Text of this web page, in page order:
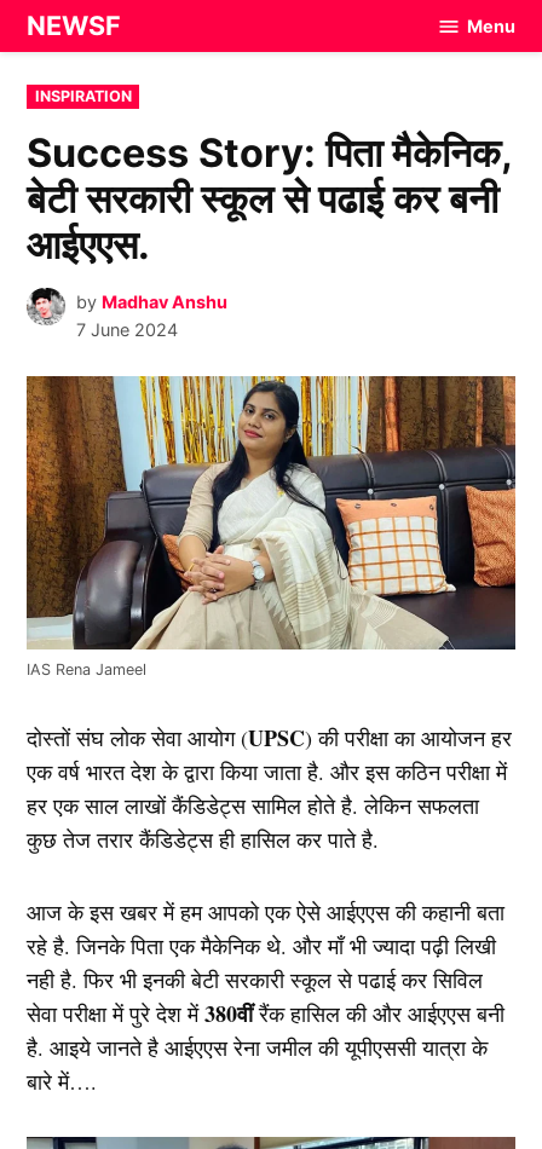
Skip
to
content
NEWSF Menu
POSTED
IN
INSPIRATION
Success Story: पिता मैकेनिक,
बेटी सरकारी स्कूल से पढाई कर बनी
आईएएस.
by Madhav Anshu
7 June 2024
IAS Rena Jameel
दोस्तों संघ लोक सेवा आयोग (UPSC) की परीक्षा का आयोजन हर
एक वर्ष भारत देश के द्वारा किया जाता है. और इस कठिन परीक्षा में
हर एक साल लाखों कैंडिडेट्स सामिल होते है. लेकिन सफलता
कुछ तेज तरार कैंडिडेट्स ही हासिल कर पाते है.
आज के इस खबर में हम आपको एक ऐसे आईएएस की कहानी बता
रहे है. जिनके पिता एक मैकेनिक थे. और माँ भी ज्यादा पढ़ी लिखी
नही है. फिर भी इनकी बेटी सरकारी स्कूल से पढाई कर सिविल
सेवा परीक्षा में पुरे देश में380वींरैंक हासिल की और आईएएस बनी
है. आइये जानते है आईएएस रेना जमील की यूपीएससी यात्रा के
बारे में….